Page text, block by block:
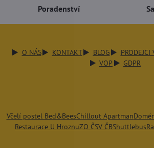
Poradenství
O NÁS KONTAKT BLOG PRODEJCI
VOP
GDPR
Včelí postel Bed&BeesChillout Apartman
Restaurace U HroznuZO ČSV ČBShuttlebus